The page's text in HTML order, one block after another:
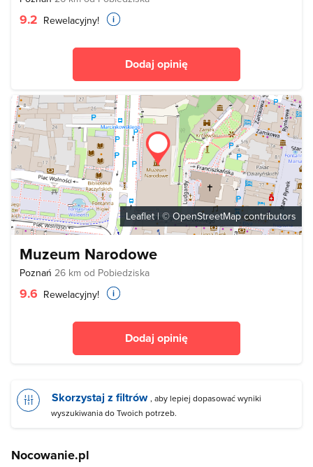
9.2 Rewelacyjny!
Dodaj opinię
Leaflet| ©OpenStreetMapcontributors
Muzeum Narodowe
Poznań 26 km od Pobiedziska
9.6 Rewelacyjny!
Dodaj opinię
Skorzystaj z filtrów , aby lepiej dopasować wyniki
wyszukiwania do Twoich potrzeb.
Nocowanie.pl